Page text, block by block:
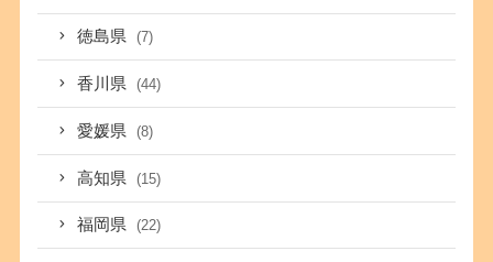
徳島県 (7)
香川県 (44)
愛媛県 (8)
高知県 (15)
福岡県 (22)